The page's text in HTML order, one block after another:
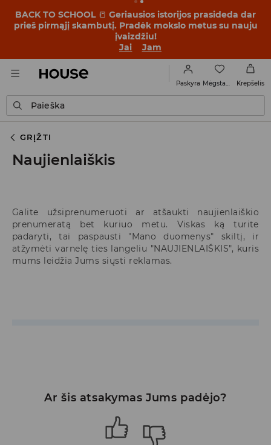
BACK TO SCHOOL 📒 Geriausios istorijos prasideda dar
prieš pirmąjį skambutį. Pradėk mokslo metus su nauju
įvaizdžiu!
Jai
Jam
Paskyra Krepšelis
Paieška
GRĮŽTI
Naujienlaiškis
Galite užsiprenumeruoti ar atšaukti naujienlaiškio
prenumeratą bet kuriuo metu. Viskas ką turite
padaryti, tai paspausti "Mano duomenys" skiltį, ir
atžymėti varnelę ties langeliu "NAUJIENLAIŠKIS", kuris
mums leidžia Jums siųsti reklamas.
Ar šis atsakymas Jums padėjo?